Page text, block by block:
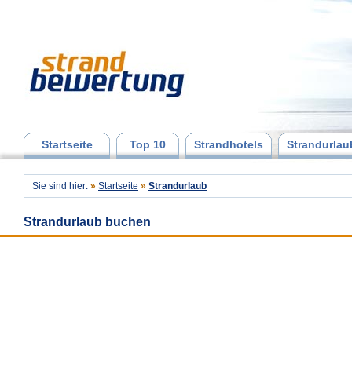
Startseite Top 10 Strandhotels
Sie sind hier: » Startseite » Strandurlaub
Strandurlaub buchen